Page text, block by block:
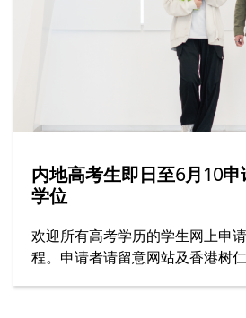
内地高考生即日至6月10
学位
欢迎所有高考学历的学生网上申
程。申请者请留意网站及香港树